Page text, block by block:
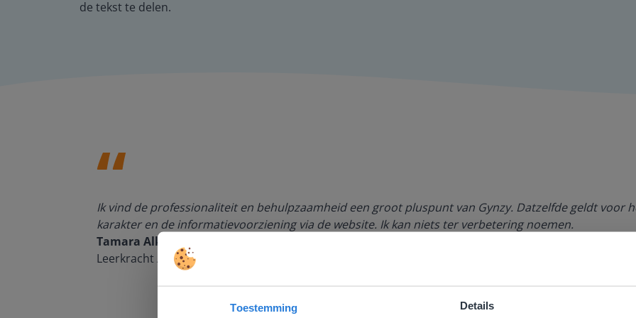
Toestemming Details
de tekst te delen.
Ik vind de professionaliteit en behulpzaamheid een groot pluspunt van Gynzy. Datzelfde geldt voor
karakter en de informatievoorziening via de website. Ik kan niets ter verbetering noemen.
Tamara Alkemade
Leerkracht / ICT-coördinator op de Prinses Margrietschool